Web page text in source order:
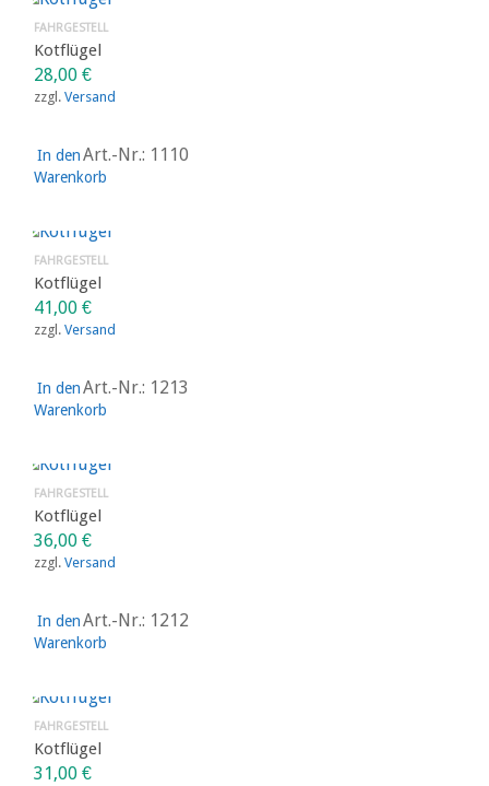
FAHRGESTELL
Kotflügel
41,00 €
zzgl. Versand
In den
Warenkorb
Art.-Nr.: 1213
FAHRGESTELL
Kotflügel
36,00 €
zzgl. Versand
In den
Warenkorb
Art.-Nr.: 1212
FAHRGESTELL
Kotflügel
31,00 €